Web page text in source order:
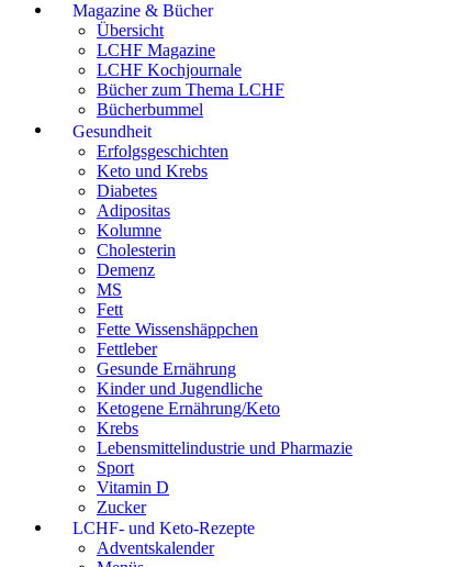
Magazine & Bücher
Übersicht
LCHF Magazine
LCHF Kochjournale
Bücher zum Thema LCHF
Bücherbummel
Gesundheit
Erfolgsgeschichten
Keto und Krebs
Diabetes
Adipositas
Kolumne
Cholesterin
Demenz
MS
Fett
Fette Wissenshäppchen
Fettleber
Gesunde Ernährung
Kinder und Jugendliche
Ketogene Ernährung/Keto
Krebs
Lebensmittelindustrie und Pharmazie
Sport
Vitamin D
Zucker
LCHF- und Keto-Rezepte
Adventskalender